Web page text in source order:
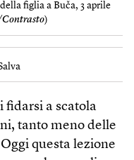
figlia a Buča, 3 aprile
Contrasto)
fidarsi a scatola
tanto meno delle
questa lezione